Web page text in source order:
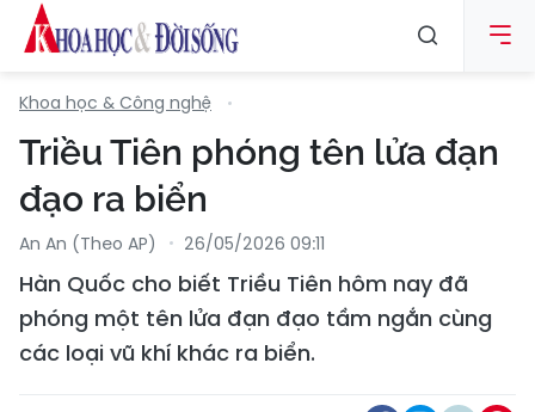
Khoa học & Công nghệ
Triều Tiên phóng tên lửa đạn
đạo ra biển
An An (Theo AP) 26/05/2026 09:11
Hàn Quốc cho biết Triều Tiên hôm nay đã
phóng một tên lửa đạn đạo tầm ngắn cùng
các loại vũ khí khác ra biển.